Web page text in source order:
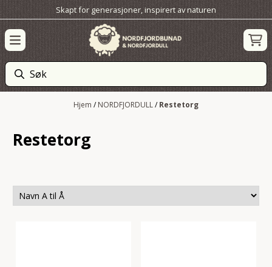
Hopp til innholdSkapt for generasjoner, inspirert av naturen
Hjem /NORDFJORDULL/Restetorg
Restetorg